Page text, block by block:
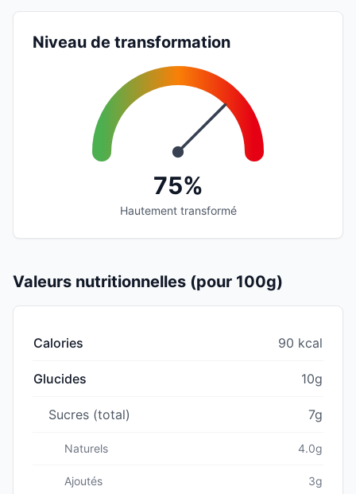
Niveau de transformation
75%
Hautement transformé
Valeurs nutritionnelles (pour 100g)
Calories 90 kcal
Glucides 10g
Sucres (total) 7g
Naturels 4.0g
Ajoutés 3g